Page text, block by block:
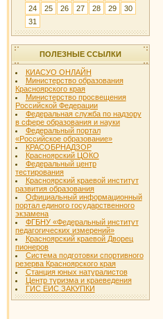
24
25 26 27 28 29
30
31
ПОЛЕЗНЫЕ ССЫЛКИ
КИАСУО ОНЛАЙН
Министерство образования
Красноярского края
Министерство просвещения
Российской Федерации
Федеральная служба по надзору
в сфере образования и науки
Федеральный портал
«Российское образование»
КРАСОБРНАДЗОР
Красноярский ЦОКО
Федеральный центр
тестирования
Красноярский краевой институт
развития образования
Официальный информационный
портал единого государственного
экзамена
ФГБНУ «Федеральный институт
педагогических измерений»
Красноярский краевой Дворец
пионеров
Система подготовки спортивного
резерва Красноярского края
Станция юных натуралистов
Центр туризма и краеведения
ГИС ЕИС ЗАКУПКИ